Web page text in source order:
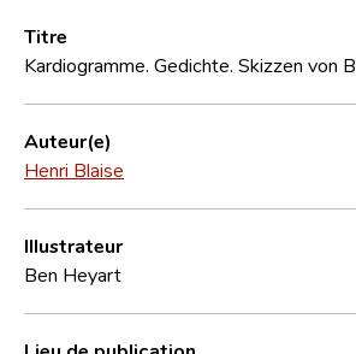
Foire aux questions
CNL
Équipe scientifique
Contact
Titre
Kardiogramme. Gedichte. Skizzen von
Auteur(e)
Henri Blaise
Illustrateur
Ben Heyart